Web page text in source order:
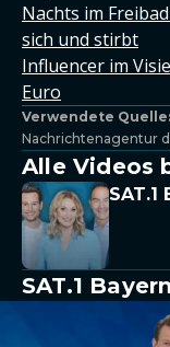
Nachts im
sich und stirbt
Influencer im
Euro
Verwendete Quelle:
Nachrichtenagentur
Alle Videos
SAT.1